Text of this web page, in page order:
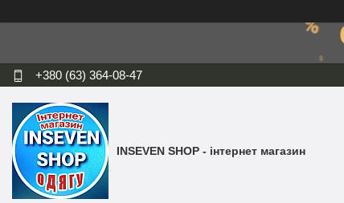
+380 (63) 364-08-47
INSEVEN SHOP - інтернет магазин